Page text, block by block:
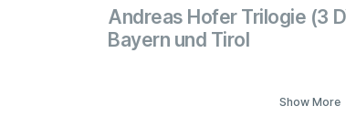
Andreas Hofer Trilogie (3
Bayern und Tirol
Show More